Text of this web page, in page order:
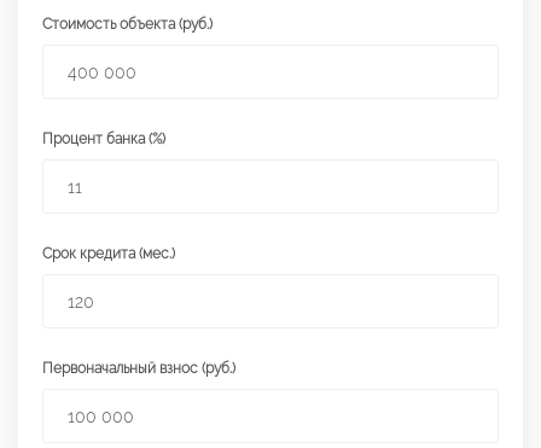
Стоимость объекта (руб.)
Процент банка (%)
Срок кредита (мес.)
Первоначальный взнос (руб.)